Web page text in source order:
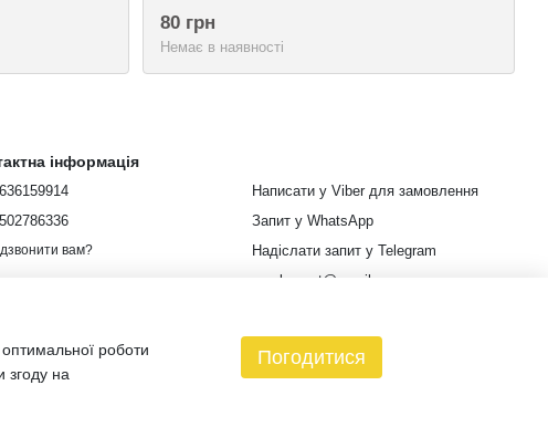
80 грн
Немає в наявності
інформація
вам?
Написати у Viber для замовлення
Запит у WhatsApp
Надіслати запит у Telegram
euroleopart@gmail.com
Мапа проїзду
роботи
згоду на
Погодитися